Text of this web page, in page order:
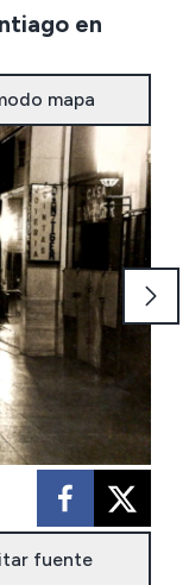
en
mapa
fuente